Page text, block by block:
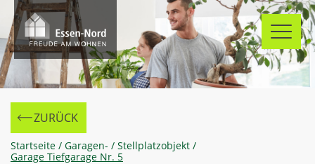
Skip
to
content
ZURÜCK
Zur
Startseite / Garagen- / Stellplatzobjekt /
Garage Tiefgarage Nr. 5